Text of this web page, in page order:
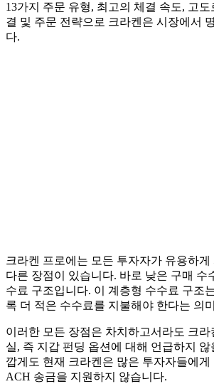
13가지 주문 유형, 최고의 체결 속도, 고도
결 및 주문 전략으로 크라켄은 시장에서
다.
크라켄 프로에는 모든 투자자가 유용하게
다른 장점이 있습니다. 바로 낮은 구매 수
수료 구조입니다. 이 계층형 수수료 구조
록 더 적은 수수료를 지불해야 한다는 의
이러한 모든 장점은 차치하고서라도 크
실, 즉 지갑 펀딩 옵션에 대해 언급하지
깝게도 현재 크라켄은 많은 투자자들에
ACH 송금을 지원하지 않습니다.